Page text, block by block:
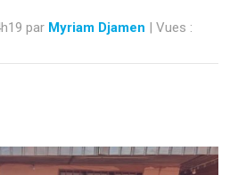
par Myriam Djamen | Vues :